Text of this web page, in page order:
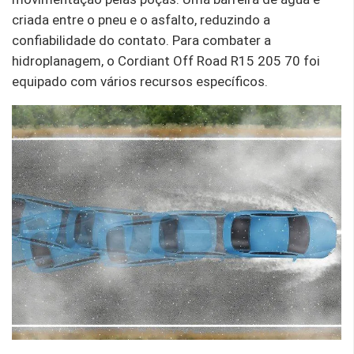
criada entre o pneu e o asfalto, reduzindo a
confiabilidade do contato. Para combater a
hidroplanagem, o Cordiant Off Road R15 205 70 foi
equipado com vários recursos específicos.